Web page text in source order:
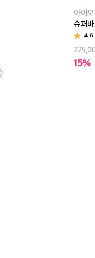
아이
슈퍼
4.6
15%